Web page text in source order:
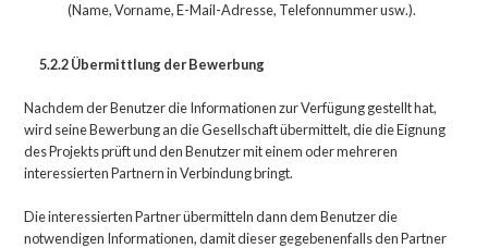
(Name, Vorname, E-Mail-Adresse, Telefonnummer usw.).
5.2.2Übermittlung der Bewerbung
Nachdem der Benutzer die Informationen zur Verfügung gestellt hat,
wird seine Bewerbung an die Gesellschaft übermittelt, die die Eignung
des Projekts prüft und den Benutzer mit einem oder mehreren
interessierten Partnern in Verbindung bringt.
Die interessierten Partner übermitteln dann dem Benutzer die
notwendigen Informationen, damit dieser gegebenenfalls den Partner